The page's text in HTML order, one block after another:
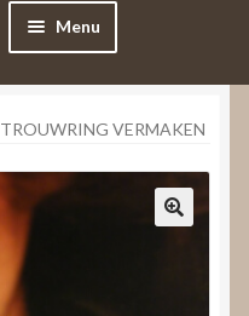
Menu
TROUWRING VERMAKEN